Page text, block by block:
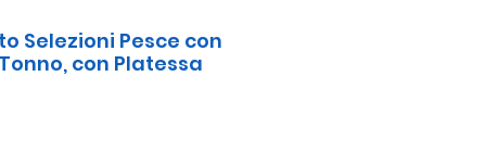
Selezioni Pesce con
con Platessa